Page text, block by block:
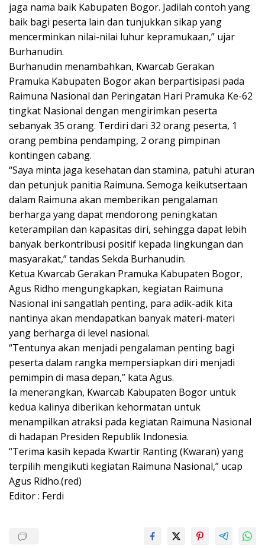
jaga nama baik Kabupaten Bogor. Jadilah contoh yang
baik bagi peserta lain dan tunjukkan sikap yang
mencerminkan nilai-nilai luhur kepramukaan,” ujar
Burhanudin.
Burhanudin menambahkan, Kwarcab Gerakan
Pramuka Kabupaten Bogor akan berpartisipasi pada
Raimuna Nasional dan Peringatan Hari Pramuka Ke-62
tingkat Nasional dengan mengirimkan peserta
sebanyak 35 orang. Terdiri dari 32 orang peserta, 1
orang pembina pendamping, 2 orang pimpinan
kontingen cabang.
“Saya minta jaga kesehatan dan stamina, patuhi aturan
dan petunjuk panitia Raimuna. Semoga keikutsertaan
dalam Raimuna akan memberikan pengalaman
berharga yang dapat mendorong peningkatan
keterampilan dan kapasitas diri, sehingga dapat lebih
banyak berkontribusi positif kepada lingkungan dan
masyarakat,” tandas Sekda Burhanudin.
Ketua Kwarcab Gerakan Pramuka Kabupaten Bogor,
Agus Ridho mengungkapkan, kegiatan Raimuna
Nasional ini sangatlah penting, para adik-adik kita
nantinya akan mendapatkan banyak materi-materi
yang berharga di level nasional.
“Tentunya akan menjadi pengalaman penting bagi
peserta dalam rangka mempersiapkan diri menjadi
pemimpin di masa depan,” kata Agus.
Ia menerangkan, Kwarcab Kabupaten Bogor untuk
kedua kalinya diberikan kehormatan untuk
menampilkan atraksi pada kegiatan Raimuna Nasional
di hadapan Presiden Republik Indonesia.
“Terima kasih kepada Kwartir Ranting (Kwaran) yang
terpilih mengikuti kegiatan Raimuna Nasional,” ucap
Agus Ridho.(red)
Editor : Ferdi